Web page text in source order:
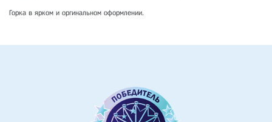
Горка в ярком и оргинальном оформлении.